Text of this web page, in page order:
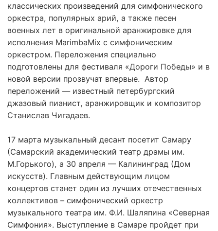
классических произведений для симфонического
оркестра, популярных арий, а также песен
военных лет в оригинальной аранжировке для
исполнения MarimbaMix с симфоническим
оркестром. Переложения специально
подготовлены для фестиваля «Дороги Победы» и в
новой версии прозвучат впервые. Автор
переложений — известный петербургский
джазовый пианист, аранжировщик и композитор
Станислав Чигадаев.
17 марта музыкальный десант посетит Самару
(Самарский академический театр драмы им.
М.Горького), а 30 апреля — Калининград (Дом
искусств). Главным действующим лицом
концертов станет один из лучших отечественных
коллективов – симфонический оркестр
музыкального театра им. Ф.И. Шаляпина «Северная
Симфония». Выступление в Самаре пройдет при